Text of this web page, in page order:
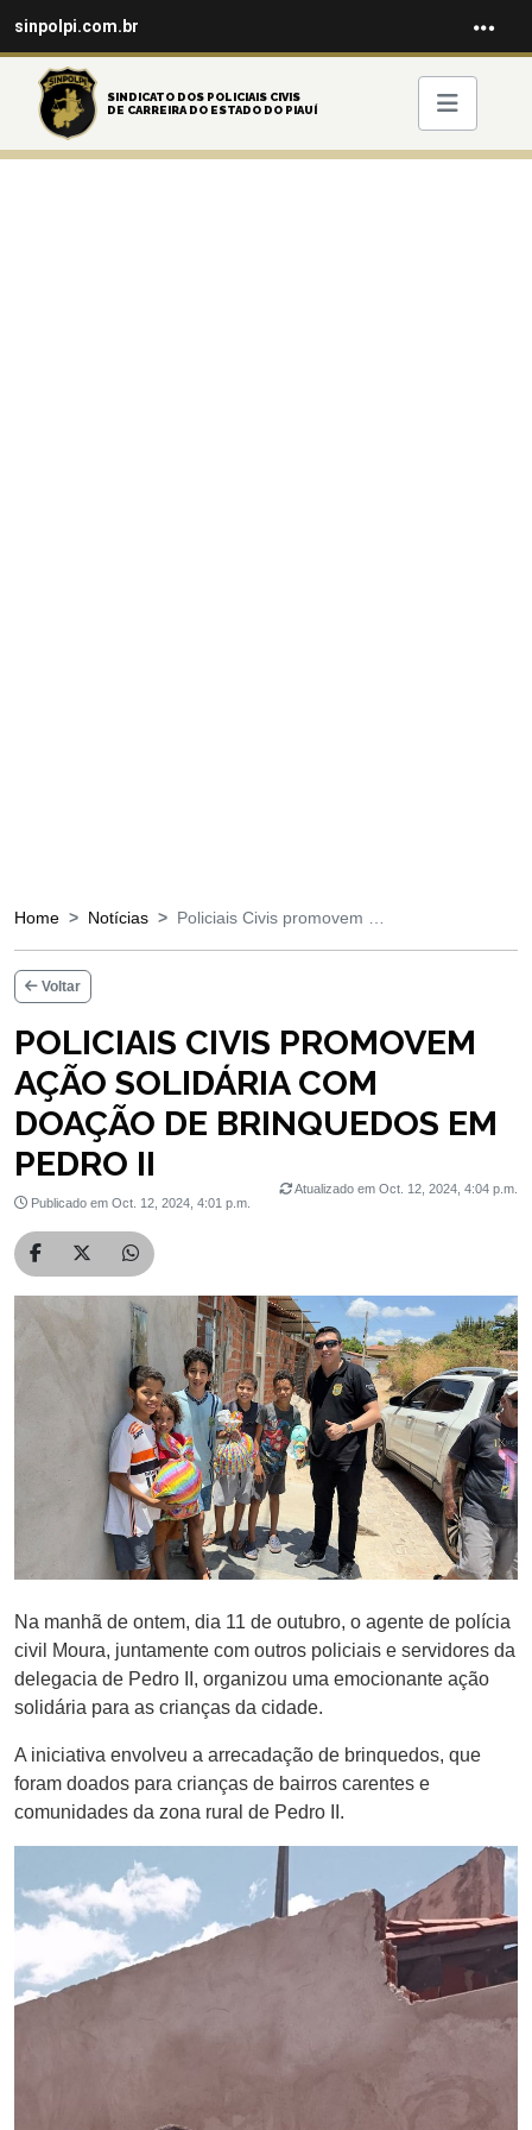
sinpolpi.com.br
SINDICATO DOS POLICIAIS CIVIS
DE CARREIRA DO ESTADO DO PIAUÍ
Home Notícias Policiais Civis promovem …
Voltar
POLICIAIS CIVIS PROMOVEM
AÇÃO SOLIDÁRIA COM
DOAÇÃO DE BRINQUEDOS EM
PEDRO II
Publicado em Oct. 12, 2024, 4:01 p.m.
Atualizado em Oct. 12, 2024, 4:04 p.m.
Compartilhar no Facebook
Compartilhar no Twitter
Compartilhar no WhatsApp
Na manhã de ontem, dia 11 de outubro, o agente de polícia
civil Moura, juntamente com outros policiais e servidores da
delegacia de Pedro II, organizou uma emocionante ação
solidária para as crianças da cidade.
A iniciativa envolveu a arrecadação de brinquedos, que
foram doados para crianças de bairros carentes e
comunidades da zona rural de Pedro II.